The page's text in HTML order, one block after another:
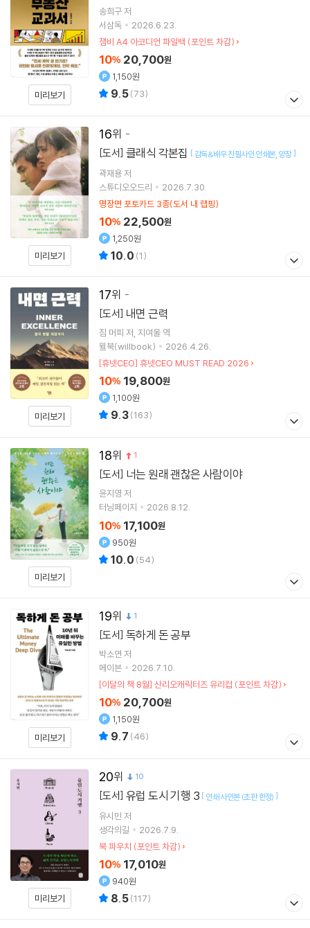
미리보기
송희구저
서삼독
2026.6.23.
잼비 A4 아코디언 파일백 (포인트 차감)
10% 20,700원
1,150원
9.5(73)
16
미리보기
[도서] 클래식 각본집 [감독&배우 친필사인 인쇄본 양장]
곽재용저
스튜디오오드리
2026.7.30.
명장면 포토카드 3종(도서 내 랩핑)
10% 22,500원
1,250원
10.0 (1)
17
미리보기
[도서] 내면 근력
짐 머피 저 지여울 역
윌북(willbook)
2026.4.26.
[휴넷CEO] 휴넷CEO MUST READ 2026
10% 19,800원
1,100원
9.3(163)
18 1
미리보기
[도서] 너는 원래 괜찮은 사람이야
윤지영 저
터닝페이지
2026.8.12.
10% 17,100원
950원
10.0 (54)
19 1
미리보기
[도서] 독하게 돈 공부
박소연 저
메이븐
2026.7.10.
[이달의 책 8월] 산리오캐릭터즈 유리컵 (포인트 차감)
10% 20,700원
1,150원
9.7 (46)
20 10
미리보기
[도서] 유럽 도시 기행 3 [ 인쇄 사인본 (초판 한정) ]
유시민 저
생각의길
2026.7.9.
북 파우치 (포인트 차감)
10% 17,010원
940원
8.5(117)